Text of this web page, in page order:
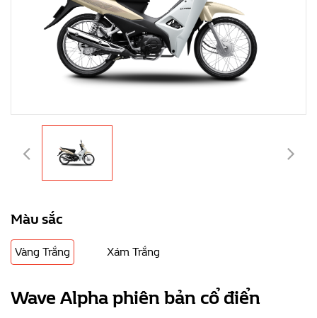
Màu sắc
Vàng Trắng Xám Trắng
Wave Alpha phiên bản cổ điển